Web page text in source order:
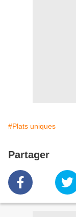
#Plats uniques
Partager